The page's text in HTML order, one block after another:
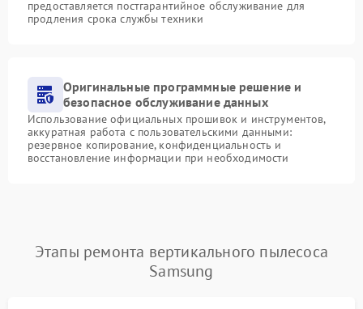
предоставляется постгарантийное обслуживание для
продления срока службы техники
Оригинальные программные решение и
безопасное обслуживание данных
Использование официальных прошивок и инструментов,
аккуратная работа с пользовательскими данными:
резервное копирование, конфиденциальность и
восстановление информации при необходимости
Этапы ремонта вертикального пылесоса
Samsung